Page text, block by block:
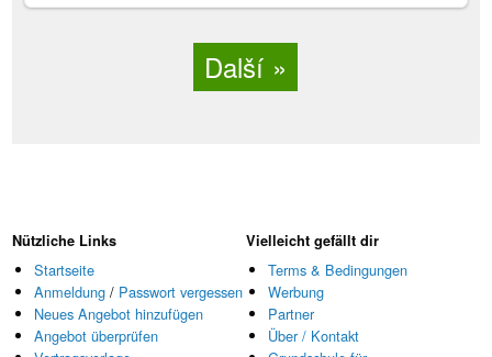
Další
Nützliche Links
Startseite
Anmeldung / Passwort vergessen
Neues Angebot hinzufügen
Angebot überprüfen
Vielleicht gefällt dir
Terms & Bedingungen
Werbung
Partner
Über / Kontakt